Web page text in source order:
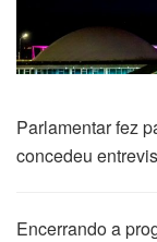
Parlamentar fez
concedeu
Encerrando a